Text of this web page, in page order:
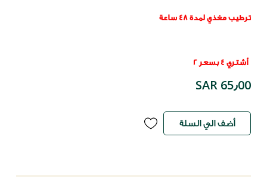
ترطيب مغذي لمدة 48 ساعة
أشتري 4 بسعر 2
SAR 65٫00
أضف الي السلة